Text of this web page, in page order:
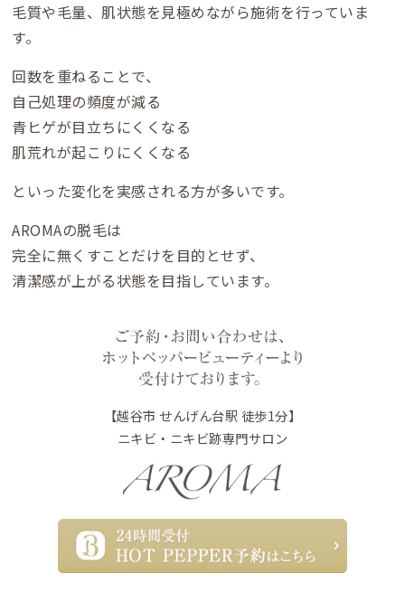
毛質や毛量、肌状態を見極めながら施術を行っていま
す。
回数を重ねることで、
自己処理の頻度が減る
青ヒゲが目立ちにくくなる
肌荒れが起こりにくくなる
といった変化を実感される方が多いです。
AROMAの脱毛は
完全に無くすことだけを目的とせず、
清潔感が上がる状態を目指しています。
【越谷市 せんげん台駅 徒歩1分】
ニキビ・ニキビ跡専門サロン